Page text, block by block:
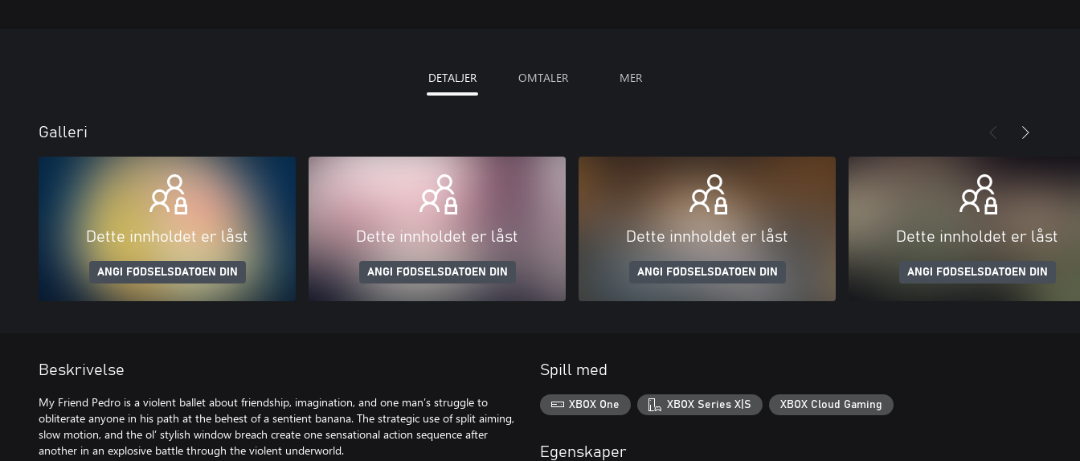
DETALJER OMTALER MER
Galleri
Dette innholdet er låst
ANGI FØDSELSDATOEN DIN
Dette innholdet er låst
ANGI FØDSELSDATOEN DIN
Dette innholdet er låst
ANGI FØDSELSDATOEN DIN
Dette innholdet er låst
ANGI FØDSELSDATOEN DIN
Beskrivelse
My Friend Pedro is a violent ballet about friendship, imagination, and one man’s struggle to
obliterate anyone in his path at the behest of a sentient banana. The strategic use of split aiming,
slow motion, and the ol’ stylish window breach create one sensational action sequence after
another in an explosive battle through the violent underworld.
Spill med
XBOX One XBOX Series X|S XBOX Cloud Gaming
Egenskaper